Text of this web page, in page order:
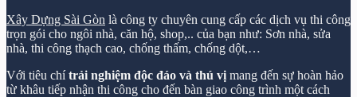
Xây Dựng Sài Gòn là công ty chuyên cung cấp các dịch vụ thi công
trọn gói cho ngôi nhà, căn hộ, shop,.. của bạn như: Sơn nhà, sửa
nhà, thi công thạch cao, chống thấm, chống dột,…
Với tiêu chítrải nghiệm độc đáo và thú vị mang đến sự hoàn hảo
từ khâu tiếp nhận thi công cho đến bàn giao công trình một cách